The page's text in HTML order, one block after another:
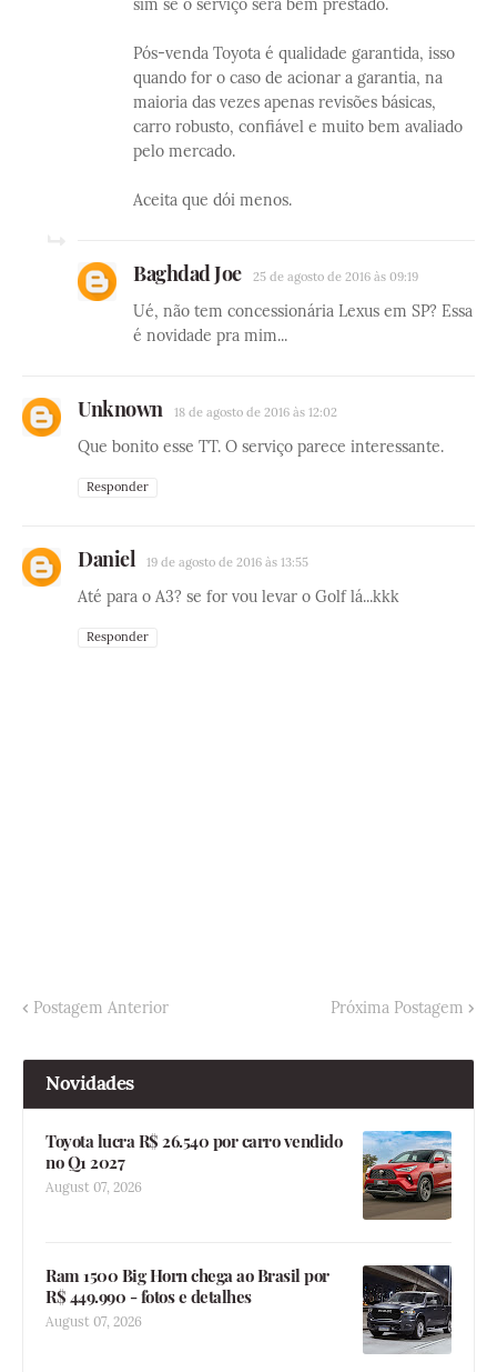
sim se o serviço será bem prestado.
Pós-venda Toyota é qualidade garantida, isso
quando for o caso de acionar a garantia, na
maioria das vezes apenas revisões básicas,
carro robusto, confiável e muito bem avaliado
pelo mercado.
Aceita que dói menos.
Baghdad Joe 25 de agosto de 2016 às 09:19
Ué, não tem concessionária Lexus em SP? Essa
é novidade pra mim...
Unknown 18 de agosto de 2016 às 12:02
Que bonito esse TT. O serviço parece interessante.
Responder
Daniel 19 de agosto de 2016 às 13:55
Até para o A3? se for vou levar o Golf lá...kkk
Responder
Postagem Anterior Próxima Postagem
Novidades
Toyota lucra R$ 26.540 por carro vendido
no Q1 2027
August 07, 2026
Ram 1500 Big Horn chega ao Brasil por
R$ 449.990 - fotos e detalhes
August 07, 2026